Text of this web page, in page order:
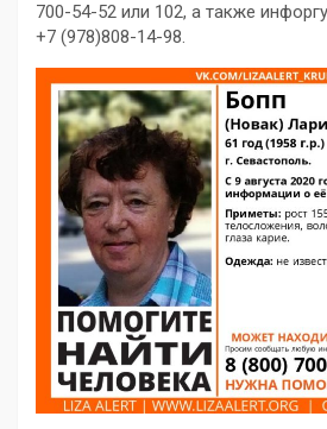
700-54-52 или 102, а также
+7 (978)808-14-98.